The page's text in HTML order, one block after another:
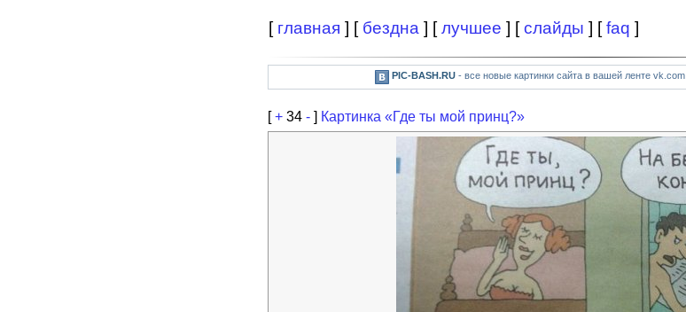
[ главная ] [ бездна ] [лучшее ] [слайды ] [faq ]
PIC-BASH.RU- все новые картинки сайта в вашей ленте vk.com
[+ 34 - ] Картинка «Где ты мой принц?»